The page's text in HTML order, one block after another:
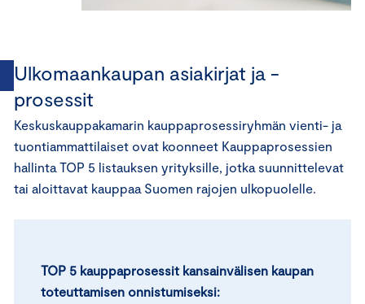
Ulkomaankaupan asiakirjat ja -
prosessit
Keskuskauppakamarin kauppaprosessiryhmän vienti- ja
tuontiammattilaiset ovat koonneet Kauppaprosessien
hallinta TOP 5 listauksen yrityksille, jotka suunnittelevat
tai aloittavat kauppaa Suomen rajojen ulkopuolelle.
TOP 5 kauppaprosessit kansainvälisen kaupan
toteuttamisen onnistumiseksi: